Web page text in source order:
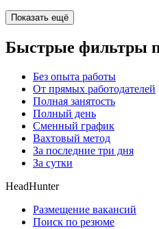
Показать ещё
Быстрые фильтры
Без опыта работы
От прямых работодателей
Полная занятость
Полный день
Сменный график
Вахтовый метод
За последние три дня
За сутки
HeadHunter
Размещение вакансий
Поиск по резюме